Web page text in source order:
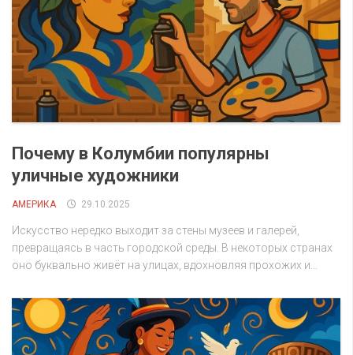
Почему в Колумбии популярны
уличные художники
АМЕРИКА 29.10.2025
Искусство нередко выходит за стены музеев и галерей,
превращаясь в часть городской среды. В некоторых странах
оно буквально живёт на улицах, вдохновляя прохожих и...